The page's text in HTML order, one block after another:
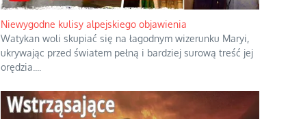
Niewygodne kulisy alpejskiego objawienia
Watykan woli skupiać się na łagodnym wizerunku Maryi,
ukrywając przed światem pełną i bardziej surową treść jej
orędzia.